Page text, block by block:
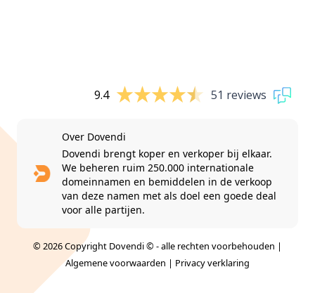
9.4 51 reviews
Over Dovendi
Dovendi brengt koper en verkoper bij elkaar.
We beheren ruim 250.000 internationale
domeinnamen en bemiddelen in de verkoop
van deze namen met als doel een goede deal
voor alle partijen.
© 2026 Copyright Dovendi © - alle rechten voorbehouden |
Algemene voorwaarden | Privacy verklaring